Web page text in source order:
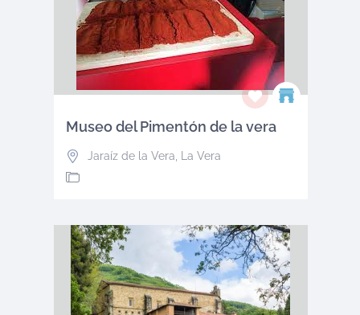
Museo del Pimentón de la vera
Jaraíz de la Vera La Vera